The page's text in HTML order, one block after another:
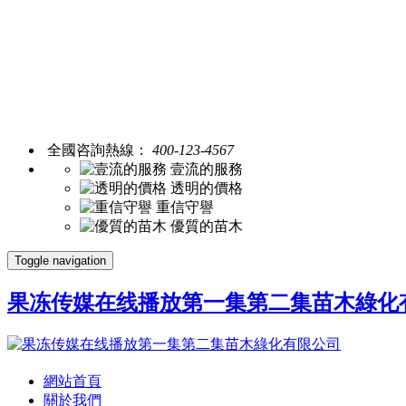
全國咨詢熱線： 400-123-4567
壹流的服務
透明的價格
重信守譽
優質的苗木
Toggle navigation
果冻传媒在线播放第一集第二集苗木綠化
網站首頁
關於我們